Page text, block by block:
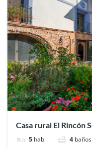
Casa rural El Rincón
5 hab 4 baños